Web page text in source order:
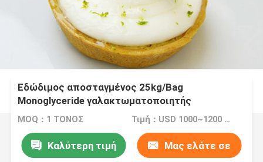
Εδώδιμος αποσταγμένος 25kg/Bag
Monoglyceride γαλακτωματοποιητής
MOQ：1 ΤΟΝΟΣ Τιμή：USD 1000~1200 Per Ton
Καλύτερη τιμή Μας ελάτε σε